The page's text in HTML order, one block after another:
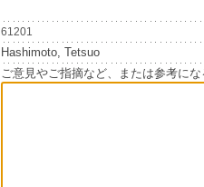
61201
Hashimoto, Tetsuo
ご意見やご指摘など、または参考に